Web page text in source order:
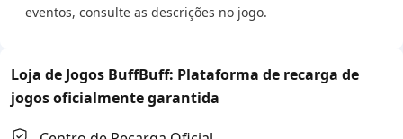
eventos, consulte as descrições no jogo.
Loja de Jogos BuffBuff: Plataforma de recarga de
jogos oficialmente garantida